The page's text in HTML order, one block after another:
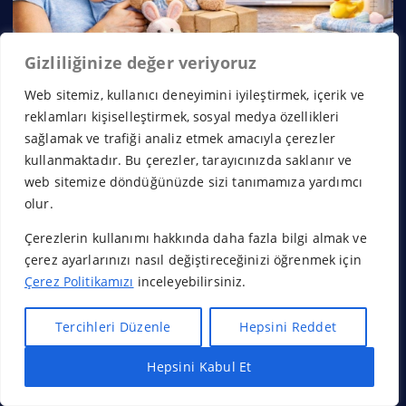
Gizliliğinize değer veriyoruz
Web sitemiz, kullanıcı deneyimini iyileştirmek, içerik ve
reklamları kişiselleştirmek, sosyal medya özellikleri
sağlamak ve trafiği analiz etmek amacıyla çerezler
kullanmaktadır. Bu çerezler, tarayıcınızda saklanır ve
web sitemize döndüğünüzde sizi tanımamıza yardımcı
olur.
Çerezlerin kullanımı hakkında daha fazla bilgi almak ve
çerez ayarlarınızı nasıl değiştireceğinizi öğrenmek için
Çerez Politikamızı inceleyebilirsiniz.
Tercihleri Düzenle Hepsini Reddet
Hepsini Kabul Et
Hızlı Bayilik Al